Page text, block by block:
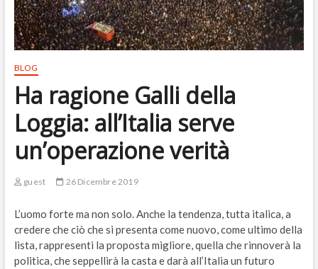
BLOG
Ha ragione Galli della
Loggia: all’Italia serve
un’operazione verità
guest 26 Dicembre 2019
L’uomo forte ma non solo. Anche la tendenza, tutta italica, a
credere che ciò che si presenta come nuovo, come ultimo della
lista, rappresenti la proposta migliore, quella che rinnoverà la
politica, che seppellirà la casta e darà all’Italia un futuro